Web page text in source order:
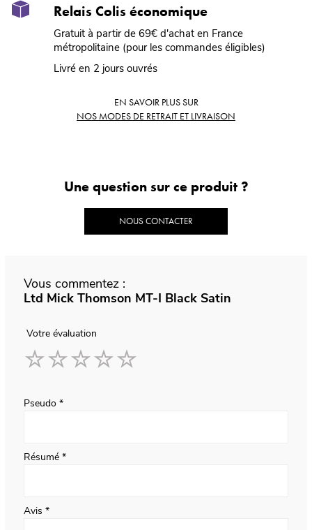
Relais Colis économique
Gratuit à partir de 69€ d'achat en France
métropolitaine (pour les commandes éligibles)
Livré en 2 jours ouvrés
EN SAVOIR PLUS SUR
NOS MODES DE RETRAIT ET LIVRAISON
Une question sur ce produit ?
NOUS CONTACTER
Vous commentez :
Ltd Mick Thomson MT-I Black Satin
Votre évaluation
Pseudo
Résumé
Avis